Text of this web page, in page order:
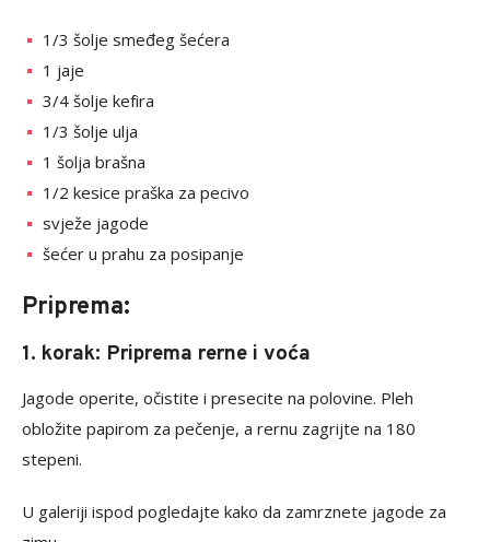
1/3 šolje smeđeg šećera
1 jaje
3/4 šolje kefira
1/3 šolje ulja
1 šolja brašna
1/2 kesice praška za pecivo
svježe jagode
šećer u prahu za posipanje
Priprema:
1. korak: Priprema rerne i voća
Jagode operite, očistite i presecite na polovine. Pleh
obložite papirom za pečenje, a rernu zagrijte na 180
stepeni.
U galeriji ispod pogledajte kako da zamrznete jagode za